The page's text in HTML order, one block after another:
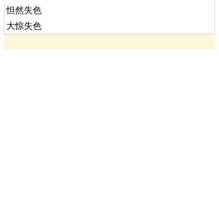
怛然失色
大惊失色